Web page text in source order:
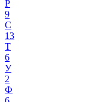
Р
9
С
13
Т
6
У
2
Ф